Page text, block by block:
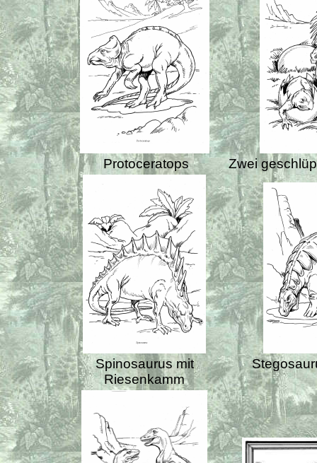
Protoceratops Zwei
Spinosaurus mit
Riesenkamm